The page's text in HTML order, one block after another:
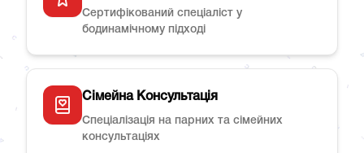
Сертифікований спеціаліст у
бодинамічному підході
Сімейна Консультація
Спеціалізація на парних та сімейних
консультаціях